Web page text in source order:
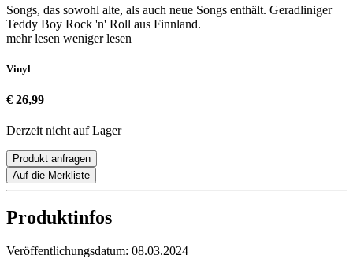
Songs, das sowohl alte, als auch neue Songs enthält. Geradliniger
Teddy Boy Rock 'n' Roll aus Finnland.
mehr lesen weniger lesen
Vinyl
€ 26,99
Derzeit nicht auf Lager
Produkt anfragen
Auf die Merkliste
Produktinfos
Veröffentlichungsdatum: 08.03.2024